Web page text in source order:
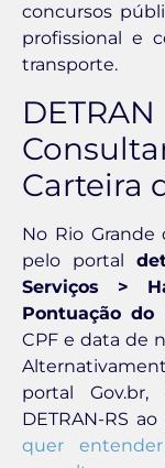
concursos
profissional e
transporte.
Carteira
No Rio Grande
pelo portal
Serviços >
Pontuação do
CPF e data de
portal
DETRAN-RS
quer